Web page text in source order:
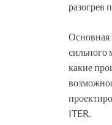
разогрев
Основная
сильного
какие
ITER.